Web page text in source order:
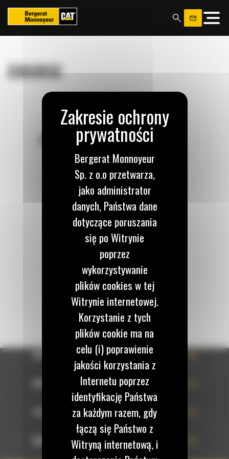
COURSE
POZOSTAŃMY W KONTAKCIE
Zadzwoń do nas
122 100 122
Napisz do nas
WYŚLIJ WIADOMOŚĆ
OFERTA
TECHNOLOGIE
DOWIEDZ SIĘ WIĘCEJ
Panel zarządzania plikami cookies
Bergerat Monnoyeur
Sp. z o.o przetwarza,
jako administrator
danych, Państwa dane
dotyczące poruszania
się po Witrynie
poprzez
wykorzystywanie
plików cookies w tej
Witrynie internetowej.
Korzystanie z tych
plików cookie ma na
celu (i) poprawienie
jakości korzystania z
Internetu poprzez
identyfikację Państwa
za każdym razem, gdy
łączą się Państwo z
Witryną internetową, i